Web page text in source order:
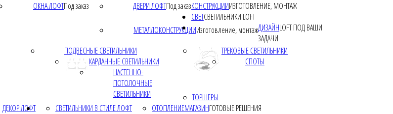
КОНСТРУКЦИИИЗГОТОВЛЕНИЕ, МОНТАЖ
ОКНА ЛОФТПод заказ ДВЕРИ ЛОФТПод заказ
МЕТАЛЛОКОНСТРУКЦИИИзготовление, монтаж
СВЕТСВЕТИЛЬНИКИ LOFT
ПОДВЕСНЫЕ СВЕТИЛЬНИКИ
КАРДАННЫЕ СВЕТИЛЬНИКИ
НАСТЕННО-
ПОТОЛОЧНЫЕ
СВЕТИЛЬНИКИ
ТРЕКОВЫЕ СВЕТИЛЬНИКИ
СПОТЫ
ТОРШЕРЫ
ДИЗАЙНLOFT ПОД ВАШИ
ЗАДАЧИ
ДЕКОР ЛОФТ МАГАЗИНГОТОВЫЕ РЕШЕНИЯ
СВЕТИЛЬНИКИ В СТИЛЕ ЛОФТ ОТОПЛЕНИЕ